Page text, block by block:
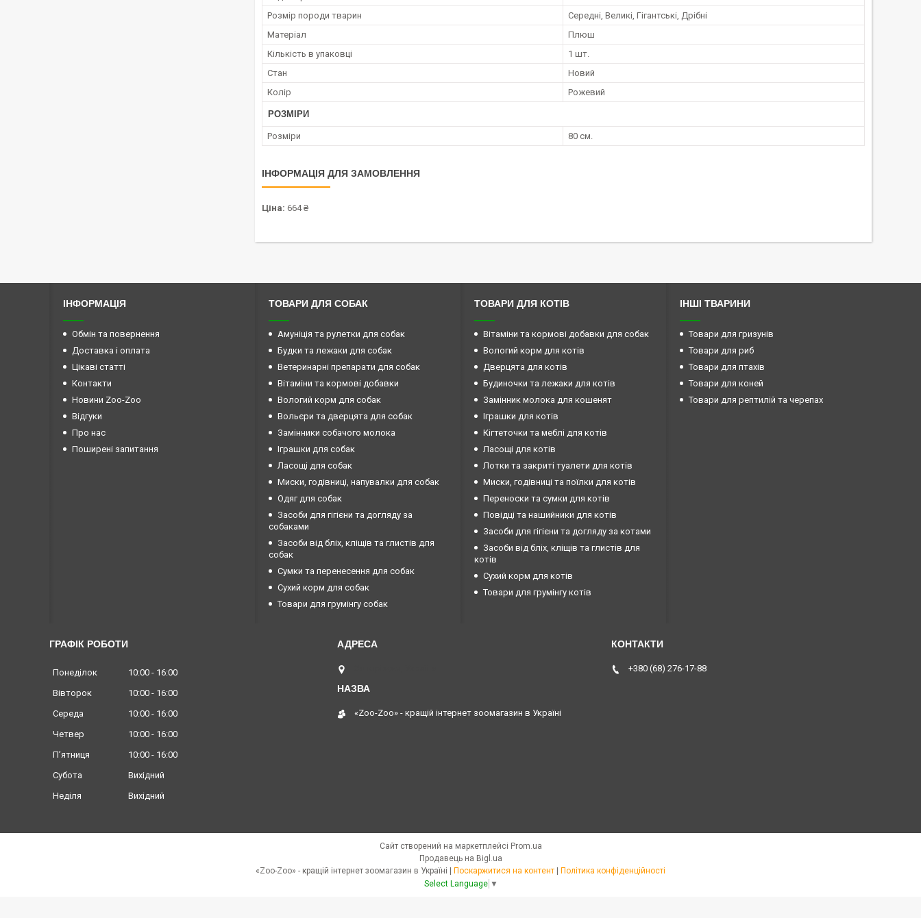
Розмір породи тварин
Середні, Великі, Гігантські, Дрібні
Матеріал
Плюш
Кількість в упаковці
1 шт.
Стан
Новий
Колір
Рожевий
РОЗМІРИ
Розміри 80 см.
ІНФОРМАЦІЯ ДЛЯ ЗАМОВЛЕННЯ
Ціна: 664 ₴
ІНФОРМАЦІЯ
Обмін та повернення
Доставка і оплата
Цікаві статті
Контакти
Новини Zoo-Zoo
Відгуки
Про нас
Поширені запитання
ТОВАРИ ДЛЯ СОБАК
Амуніція та рулетки для собак
Будки та лежаки для собак
Ветеринарні препарати для собак
Вітаміни та кормові добавки
Вологий корм для собак
Вольєри та дверцята для собак
Замінники собачого молока
Іграшки для собак
Ласощі для собак
Миски, годівниці, напувалки для собак
Одяг для собак
Засоби для гігієни та догляду за
собаками
Засоби від бліх, кліщів та глистів для
собак
Сумки та перенесення для собак
Сухий корм для собак
Товари для грумінгу собак
ТОВАРИ ДЛЯ КОТІВ
Вітаміни та кормові добавки для собак
Вологий корм для котів
Дверцята для котів
Будиночки та лежаки для котів
Замінник молока для кошенят
Іграшки для котів
Кігтеточки та меблі для котів
Ласощі для котів
Лотки та закриті туалети для котів
Миски, годівниці та поїлки для котів
Переноски та сумки для котів
Повідці та нашийники для котів
Засоби для гігієни та догляду за котами
Засоби від бліх, кліщів та глистів для
котів
Сухий корм для котів
Товари для грумінгу котів
ІНШІ ТВАРИНИ
Товари для гризунів
Товари для риб
Товари для птахів
Товари для коней
Товари для рептилій та черепах
ГРАФІК РОБОТИ
Понеділок 10:00
16:00
Вівторок
10:00
16:00
Середа
10:00
16:00
Четвер
10:00
16:00
Пʼятниця
10:00
16:00
Субота
Вихідний
Неділя
Вихідний
«Zoo-Zoo» - кращій інтернет зоомагазин в Україні
+380 (68) 276-17-88
Сайт створений на маркетплейсі Prom.ua
Продавець на Bigl.ua
Поскаржитися на контент
Політика конфіденційності
Select Language ▼